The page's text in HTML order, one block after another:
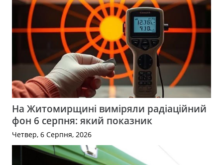
На Житомирщині виміряли радіаційний
фон 6 серпня: який показник
Четвер, 6 Серпня, 2026